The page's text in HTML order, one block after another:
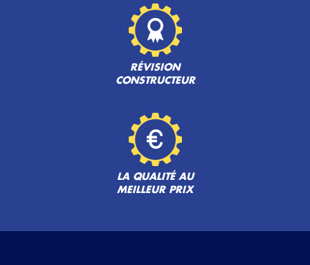
RÉVISION
CONSTRUCTEUR
LA QUALITÉ AU
MEILLEUR PRIX